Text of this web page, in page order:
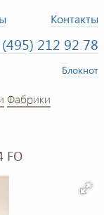
Контакты
212 92 78
Блокнот
Фабрики
FO